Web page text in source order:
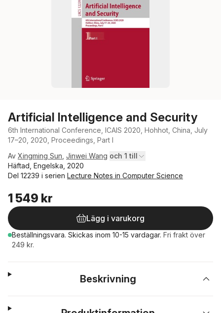
Artificial Intelligence and Security
6th International Conference, ICAIS 2020, Hohhot, China, July
17–20, 2020, Proceedings, Part I
Av Xingming Sun Jinwei Wang och 1 till
Häftad, Engelska, 2020
Del 12239 i serien Lecture Notes in Computer Science
1 549 kr
Lägg i varukorg
Beställningsvara. Skickas inom 10-15 vardagar. Fri frakt över
249 kr.
Beskrivning